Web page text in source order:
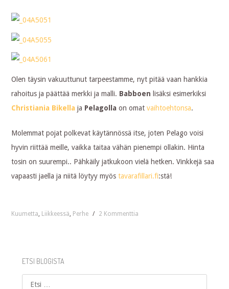
Olen täysin vakuuttunut tarpeestamme, nyt pitää vaan hankkia
rahoitus ja päättää merkki ja malli. Babboen lisäksi esimerkiksi
Christiania Bikella ja Pelagolla on omatvaihtoehtonsa.
Molemmat pojat polkevat käytännössä itse, joten Pelago voisi
hyvin riittää meille, vaikka taitaa vähän pienempi ollakin. Hinta
tosin on suurempi.. Pähkäily jatkukoon vielä hetken. Vinkkejä saa
vapaasti jaella ja niitä löytyy myöstavarafillari.fi:stä!
Kuumetta, Liikkeessä, Perhe / 2 Kommenttia
ETSI BLOGISTA
Etsi